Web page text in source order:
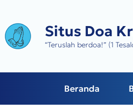
main
content
Situs Doa
“Teruslah berdoa!” (1
Beranda